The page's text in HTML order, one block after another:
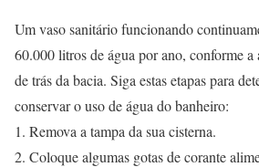
Um vaso sanitário funcionando
60.000 litros de água por ano, conforme a
de trás da bacia. Siga estas etapas para
conservar o uso de água do banheiro:
1. Remova a tampa da sua cisterna.
2. Coloque algumas gotas de corante